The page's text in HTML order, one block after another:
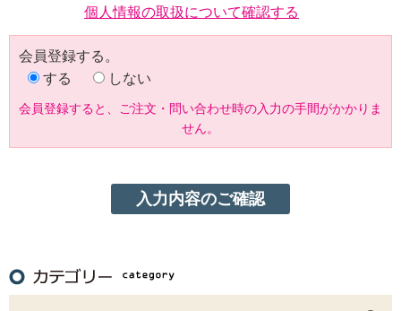
個人情報の取扱について確認する
会員登録する。
する
しない
会員登録すると、ご注文・問い合わせ時の入力の手間がかかりま
せん。